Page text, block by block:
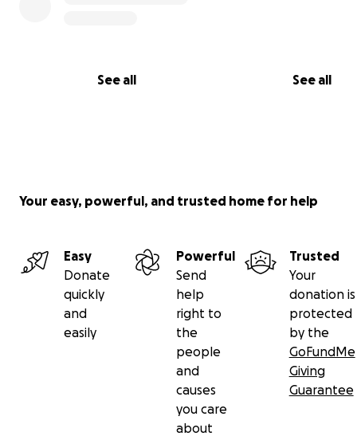
See all See all
Your easy, powerful, and trusted home for help
Easy
Donate
quickly
and
easily
Powerful
Send
help
right to
the
people
and
causes
you care
about
Trusted
Your
donation is
protected
by the
GoFundMe
Giving
Guarantee